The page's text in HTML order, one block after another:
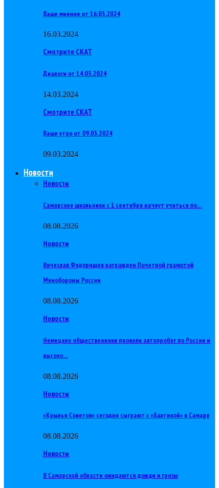
Ваше мнение от 16.03.2024
16.03.2024
Смотрите СКАТ
Диалоги от 14.03.2024
14.03.2024
Смотрите СКАТ
Ваше утро от 09.03.2024
09.03.2024
Новости
Новости
Самарские школьники с 1 сентября начнут учиться по…
08.08.2026
Новости
Вячеслав Федорищев награжден Почетной грамотой
Минобороны России
08.08.2026
Новости
Немецкие общественники провели автопробег по России и
высоко…
08.08.2026
Новости
«Крылья Советов» сегодня сыграют с «Балтикой» в Самаре
08.08.2026
Новости
В Самарской области ожидаются дожди и грозы